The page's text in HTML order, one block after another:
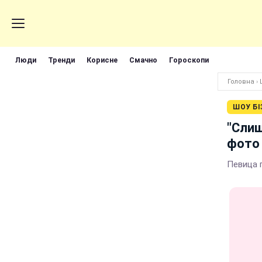
Люди Тренди Корисне Смачно Гороскопи
Головна ›
ШОУ
фото
Певица